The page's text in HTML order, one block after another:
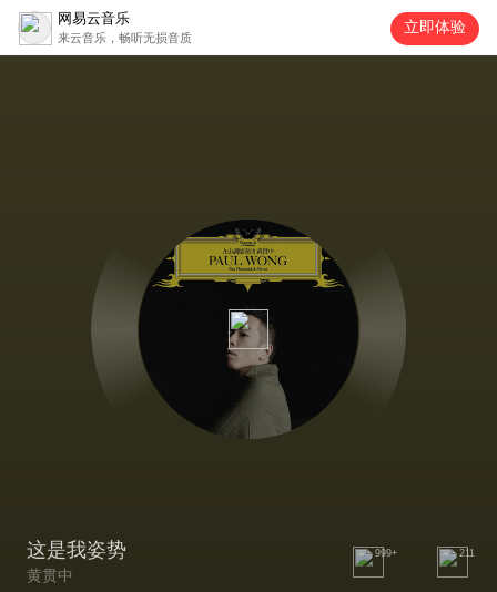
网易云音乐
来云音乐，畅听无损音质
立即体验
这是我姿势
黄贯中
999+ 211